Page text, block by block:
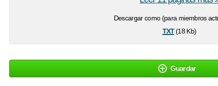
Descargar como (para miembros
txt(18 Kb)
Guardar